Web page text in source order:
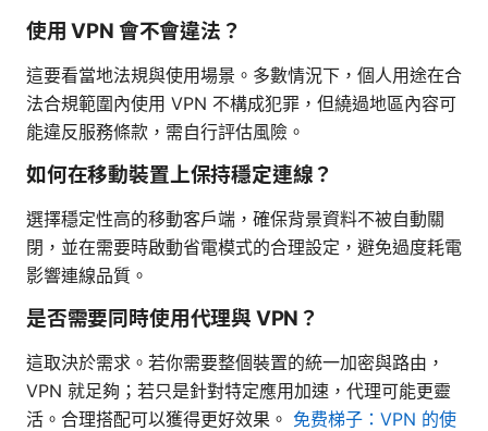
使用 VPN 會不會違法？
這要看當地法規與使用場景。多數情況下，個人用途在合
法合規範圍內使用 VPN 不構成犯罪，但繞過地區內容可
能違反服務條款，需自行評估風險。
如何在移動裝置上保持穩定連線？
選擇穩定性高的移動客戶端，確保背景資料不被自動關
閉，並在需要時啟動省電模式的合理設定，避免過度耗電
影響連線品質。
是否需要同時使用代理與 VPN？
這取決於需求。若你需要整個裝置的統一加密與路由，
VPN 就足夠；若只是針對特定應用加速，代理可能更靈
活。合理搭配可以獲得更好效果。 免费梯子：VPN 的使